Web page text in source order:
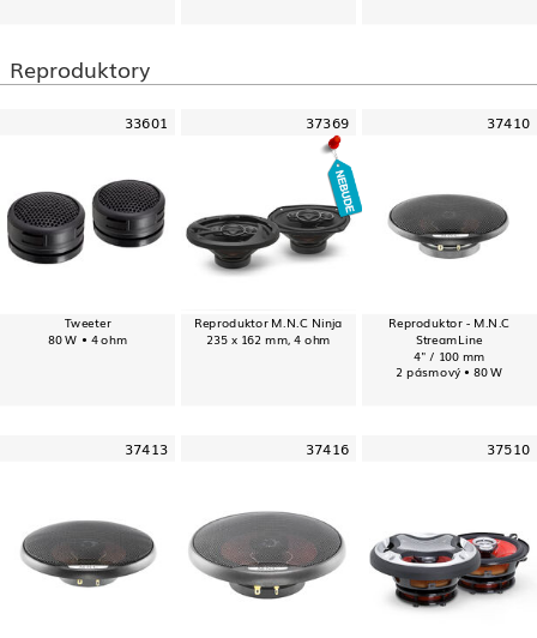
Reproduktory
33601
Tweeter
80 W • 4 ohm
37369
Reproduktor M.N.C Ninja
235 x 162 mm, 4 ohm
37410
Reproduktor - M.N.C
StreamLine
4" / 100 mm
2 pásmový • 80 W
37413 37416 37510